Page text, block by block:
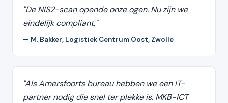
"De NIS2-scan opende onze ogen. Nu zijn we
eindelijk compliant."
— M. Bakker, Logistiek Centrum Oost, Zwolle
"Als Amersfoorts bureau hebben we een IT-
partner nodig die snel ter plekke is. MKB-ICT